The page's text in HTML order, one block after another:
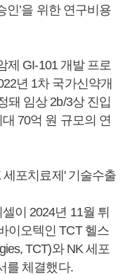
인’을 위한 연구비용
제 GI-101 개발 프로
년 1차 국가신약개
돼 임상 2b/3상 진입
70억 원 규모의 연
포치료제' 기술수출
이 2024년 11월 튀
이오텍인 TCT 헬스
TCT)와 NK 세포
를 체결했다.